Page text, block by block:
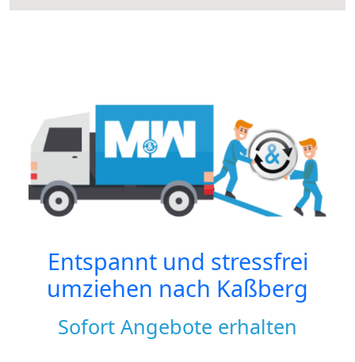
Entspannt und stressfrei
umziehen nach Kaßberg
Sofort Angebote erhalten